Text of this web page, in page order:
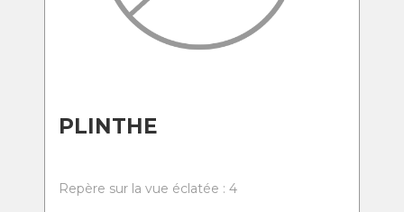
PLINTHE
Repère sur la vue éclatée : 4